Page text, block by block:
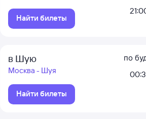
Найти билеты
в Шую
Москва - Шуя
Найти билеты
по